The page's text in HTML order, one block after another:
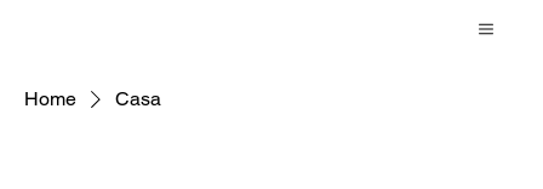
Home Casa